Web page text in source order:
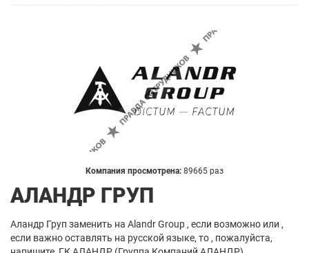
Компания просмотрена: 89665 раз
АЛАНДР ГРУП
Аландр Груп заменить на Alandr Group , если возможно или ,
если важно оставлять на русской языке, то , пожалуйста,